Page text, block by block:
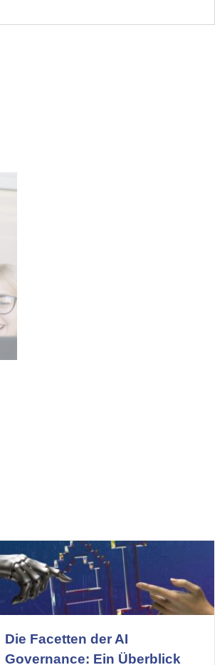
Die Facetten der AI
Governance: Ein Überblick